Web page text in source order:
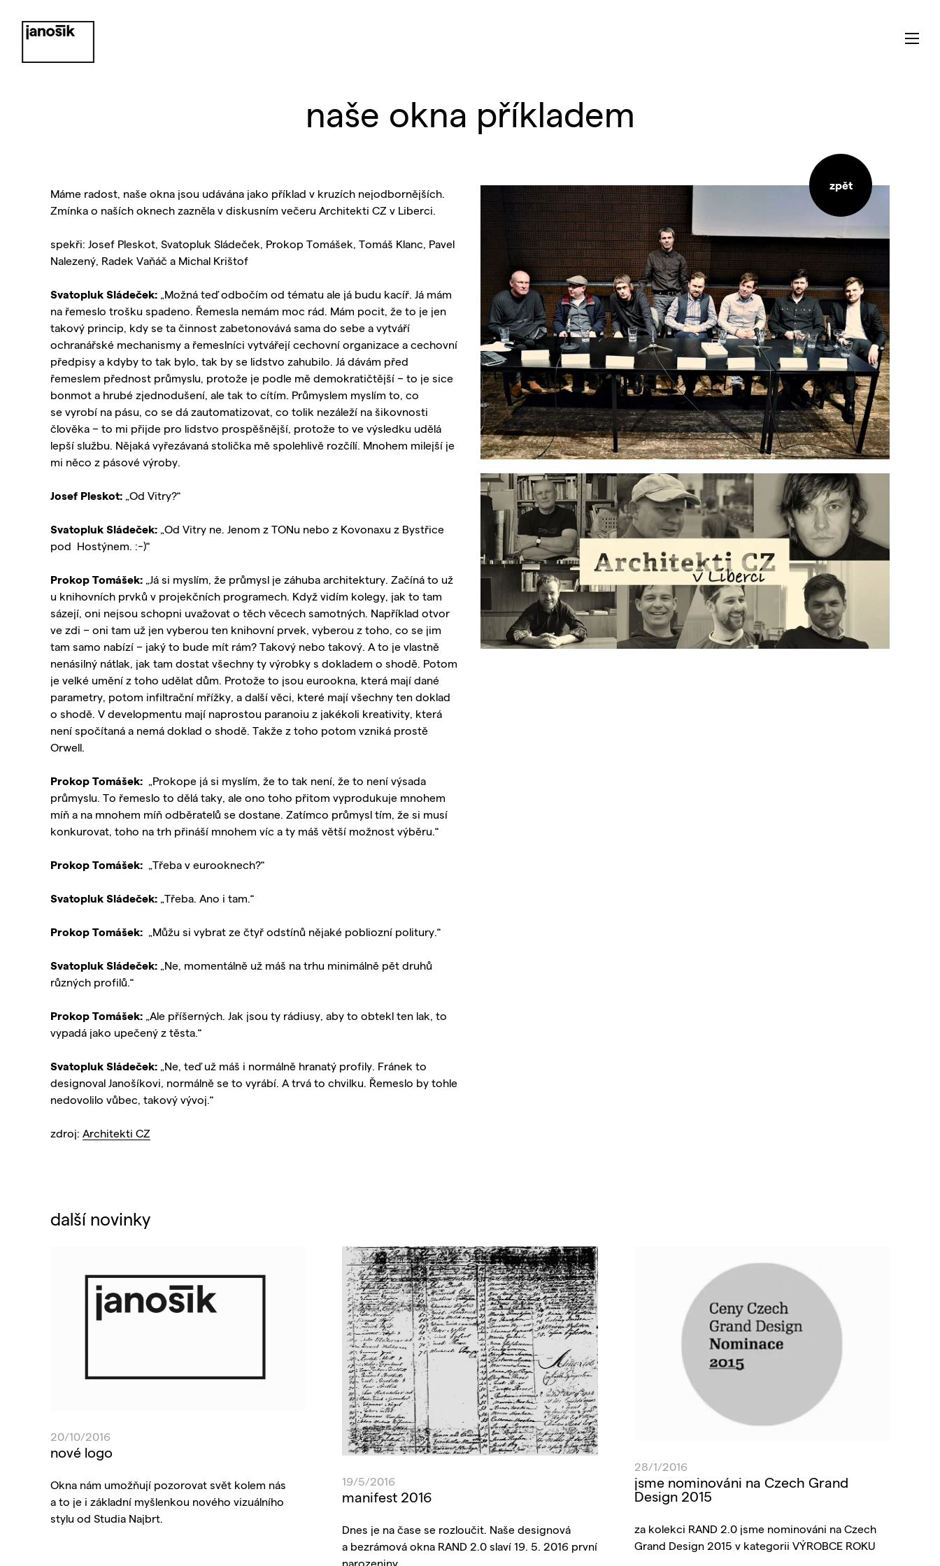
naše okna příkladem
Máme radost, naše okna jsou udávána jako příklad v kruzích nejodbornějších.
Zmínka o naších oknech zazněla v diskusním večeru Architekti CZ v Liberci.
spekři: Josef Pleskot, Svatopluk Sládeček, Prokop Tomášek, Tomáš Klanc, Pavel
Nalezený, Radek Vaňáč a Michal Krištof
Svatopluk Sládeček: „Možná teď odbočím od tématu ale já budu kacíř. Já mám
na řemeslo trošku spadeno. Řemesla nemám moc rád. Mám pocit, že to je jen
takový princip, kdy se ta činnost zabetonovává sama do sebe a vytváří
ochranářské mechanismy a řemeslníci vytvářejí cechovní organizace a cechovní
předpisy a kdyby to tak bylo, tak by se lidstvo zahubilo. Já dávám před
řemeslem přednost průmyslu, protože je podle mě demokratičtější – to je sice
bonmot a hrubé zjednodušení, ale tak to cítím. Průmyslem myslím to, co
se vyrobí na pásu, co se dá zautomatizovat, co tolik nezáleží na šikovnosti
člověka – to mi přijde pro lidstvo prospěšnější, protože to ve výsledku udělá
lepší službu. Nějaká vyřezávaná stolička mě spolehlivě rozčílí. Mnohem milejší je
mi něco z pásové výroby.
Josef Pleskot: „Od Vitry?“
Svatopluk Sládeček: „Od Vitry ne. Jenom z TONu nebo z Kovonaxu z Bystřice
pod Hostýnem. :-)“
Prokop Tomášek: „Já si myslím, že průmysl je záhuba architektury. Začíná to už
u knihovních prvků v projekčních programech. Když vidím kolegy, jak to tam
sázejí, oni nejsou schopni uvažovat o těch věcech samotných. Například otvor
ve zdi – oni tam už jen vyberou ten knihovní prvek, vyberou z toho, co se jim
tam samo nabízí – jaký to bude mít rám? Takový nebo takový. A to je vlastně
nenásilný nátlak, jak tam dostat všechny ty výrobky s dokladem o shodě. Potom
je velké umění z toho udělat dům. Protože to jsou eurookna, která mají dané
parametry, potom infiltrační mřížky, a další věci, které mají všechny ten doklad
o shodě. V developmentu mají naprostou paranoiu z jakékoli kreativity, která
není spočítaná a nemá doklad o shodě. Takže z toho potom vzniká prostě
Orwell.
Prokop Tomášek: „Prokope já si myslím, že to tak není, že to není výsada
průmyslu. To řemeslo to dělá taky, ale ono toho přitom vyprodukuje mnohem
míň a na mnohem míň odběratelů se dostane. Zatímco průmysl tím, že si musí
konkurovat, toho na trh přináší mnohem víc a ty máš větší možnost výběru.“
Prokop Tomášek: „Třeba v eurooknech?“
Svatopluk Sládeček: „Třeba. Ano i tam.“
Prokop Tomášek: „Můžu si vybrat ze čtyř odstínů nějaké pobliozní politury.“
Svatopluk Sládeček: „Ne, momentálně už máš na trhu minimálně pět druhů
různých profilů.“
Prokop Tomášek: „Ale příšerných. Jak jsou ty rádiusy, aby to obtekl ten lak, to
vypadá jako upečený z těsta.“
Svatopluk Sládeček: „Ne, teď už máš i normálně hranatý profily. Fránek to
designoval Janošíkovi, normálně se to vyrábí. A trvá to chvilku. Řemeslo by tohle
nedovolilo vůbec, takový vývoj.“
zdroj: Architekti CZ
zpět
další novinky
20/10/2016
nové logo
Okna nám umožňují pozorovat svět kolem nás
a to je i základní myšlenkou nového vizuálního
stylu od Studia Najbrt.
19/5/2016
manifest 2016
Dnes je na čase se rozloučit. Naše designová
a bezrámová okna RAND 2.0 slaví 19. 5. 2016 první
narozeniny.
28/1/2016
jsme nominováni na Czech Grand
Design 2015
za kolekci RAND 2.0 jsme nominováni na Czech
Grand Design 2015 v kategorii VÝROBCE ROKU